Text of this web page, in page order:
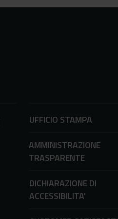
UFFICIO STAMPA
AMMINISTRAZIONE
TRASPARENTE
DICHIARAZIONE DI
ACCESSIBILITA'